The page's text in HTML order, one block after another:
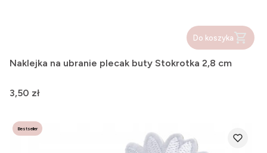
Do koszyka
Naklejka na ubranie plecak buty Stokrotka 2,8 cm
Cena
3,50 zł
Bestseller